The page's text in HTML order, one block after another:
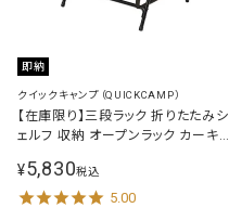
即納
クイックキャンプ（QUICKCAMP）
【在庫限り】三段ラック 折りたたみシ
ェルフ 収納 オープンラック カーキ
¥5,830税込
5.00